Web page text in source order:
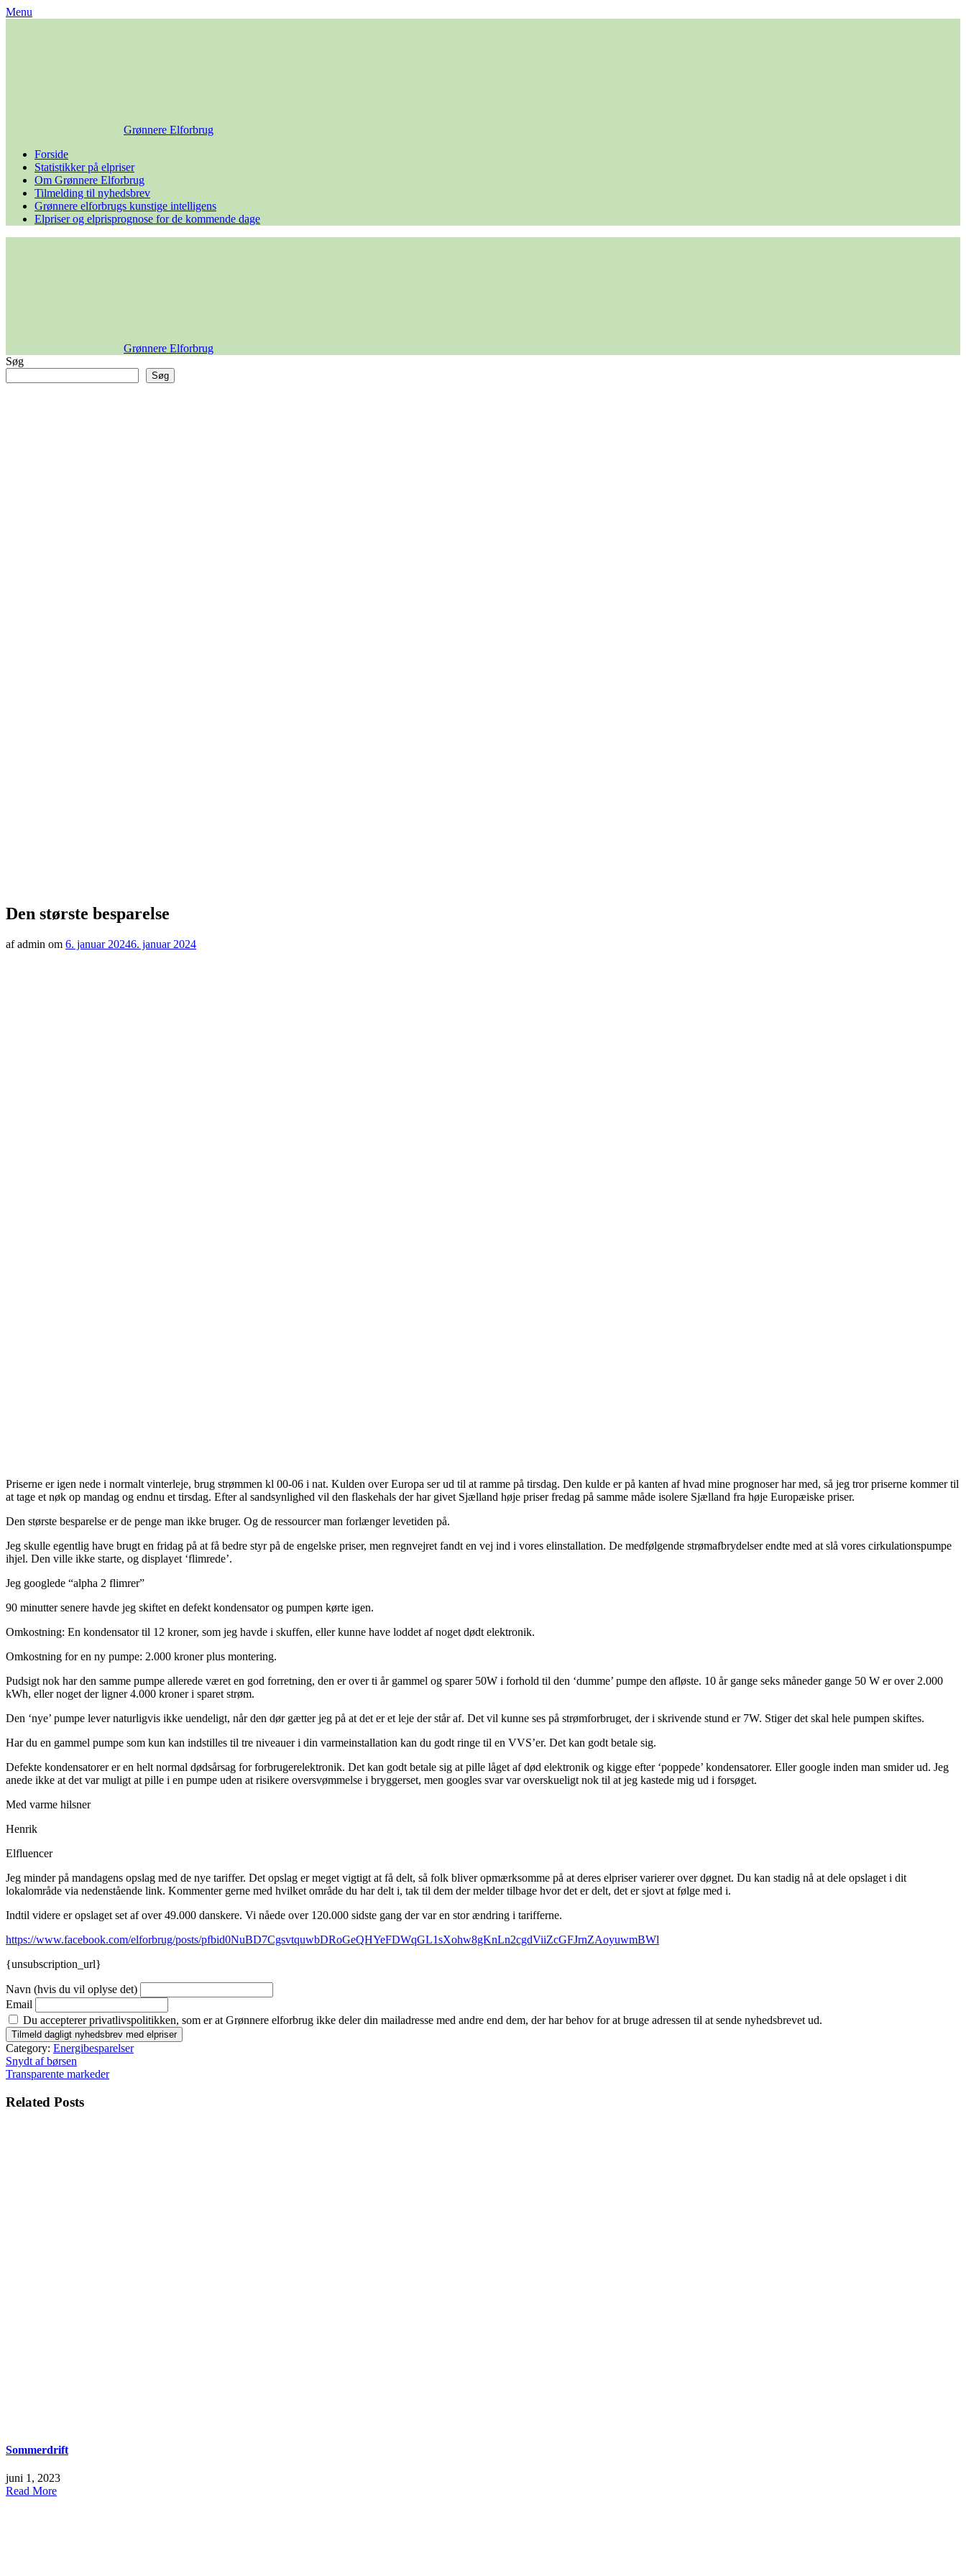
Skip
Menu
Grønnere Elforbrug
Forside
Statistikker på elpriser
Om Grønnere Elforbrug
Tilmelding til nyhedsbrev
Grønnere elforbrugs kunstige intelligens
Elpriser og elprisprognose for de kommende dage
Grønnere Elforbrug
Søg
Søg
Den største besparelse
af admin om 6. januar 20246. januar 2024
Priserne er igen nede i normalt vinterleje, brug strømmen kl 00-06 i nat. Kulden over Europa ser ud til at ramme på tirsdag. Den kulde er på kanten af hvad mine prognoser har med, så jeg tror priserne kommer til
at tage et nøk op mandag og endnu et tirsdag. Efter al sandsynlighed vil den flaskehals der har givet Sjælland høje priser fredag på samme måde isolere Sjælland fra høje Europæiske priser.
Den største besparelse er de penge man ikke bruger. Og de ressourcer man forlænger levetiden på.
Jeg skulle egentlig have brugt en fridag på at få bedre styr på de engelske priser, men regnvejret fandt en vej ind i vores elinstallation. De medfølgende strømafbrydelser endte med at slå vores cirkulationspumpe
ihjel. Den ville ikke starte, og displayet ‘flimrede’.
Jeg googlede “alpha 2 flimrer”
90 minutter senere havde jeg skiftet en defekt kondensator og pumpen kørte igen.
Omkostning: En kondensator til 12 kroner, som jeg havde i skuffen, eller kunne have loddet af noget dødt elektronik.
Omkostning for en ny pumpe: 2.000 kroner plus montering.
Pudsigt nok har den samme pumpe allerede været en god forretning, den er over ti år gammel og sparer 50W i forhold til den ‘dumme’ pumpe den afløste. 10 år gange seks måneder gange 50 W er over 2.000
kWh, eller noget der ligner 4.000 kroner i sparet strøm.
Den ‘nye’ pumpe lever naturligvis ikke uendeligt, når den dør gætter jeg på at det er et leje der står af. Det vil kunne ses på strømforbruget, der i skrivende stund er 7W. Stiger det skal hele pumpen skiftes.
Har du en gammel pumpe som kun kan indstilles til tre niveauer i din varmeinstallation kan du godt ringe til en VVS’er. Det kan godt betale sig.
Defekte kondensatorer er en helt normal dødsårsag for forbrugerelektronik. Det kan godt betale sig at pille låget af død elektronik og kigge efter ‘poppede’ kondensatorer. Eller google inden man smider ud. Jeg
anede ikke at det var muligt at pille i en pumpe uden at risikere oversvømmelse i bryggerset, men googles svar var overskueligt nok til at jeg kastede mig ud i forsøget.
Med varme hilsner
Henrik
Elfluencer
Jeg minder på mandagens opslag med de nye tariffer. Det opslag er meget vigtigt at få delt, så folk bliver opmærksomme på at deres elpriser varierer over døgnet. Du kan stadig nå at dele opslaget i dit
lokalområde via nedenstående link. Kommenter gerne med hvilket område du har delt i, tak til dem der melder tilbage hvor det er delt, det er sjovt at følge med i.
Indtil videre er opslaget set af over 49.000 danskere. Vi nåede over 120.000 sidste gang der var en stor ændring i tarifferne.
https://www.facebook.com/elforbrug/posts/pfbid0NuBD7CgsvtquwbDRoGeQHYeFDWqGL1sXohw8gKnLn2cgdViiZcGFJrnZAoyuwmBWl
{unsubscription_url}
Navn (hvis du vil oplyse det)
Email
Du accepterer privatlivspolitikken, som er at Grønnere elforbrug ikke deler din mailadresse med andre end dem, der har behov for at bruge adressen til at sende nyhedsbrevet ud.
Category: Energibesparelser
Indlægsnavigation
Snydt af børsen
Transparente markeder
Related Posts
Sommerdrift
juni 1, 2023
Read More